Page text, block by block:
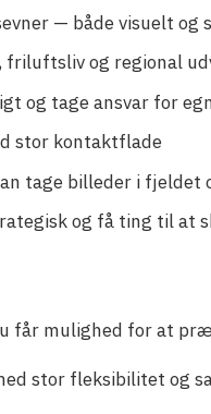
— både visuelt og
friluftsliv og regional
og tage ansvar for
stor kontaktflade
tage billeder i
og få ting til at
får mulighed for at
stor fleksibilitet og